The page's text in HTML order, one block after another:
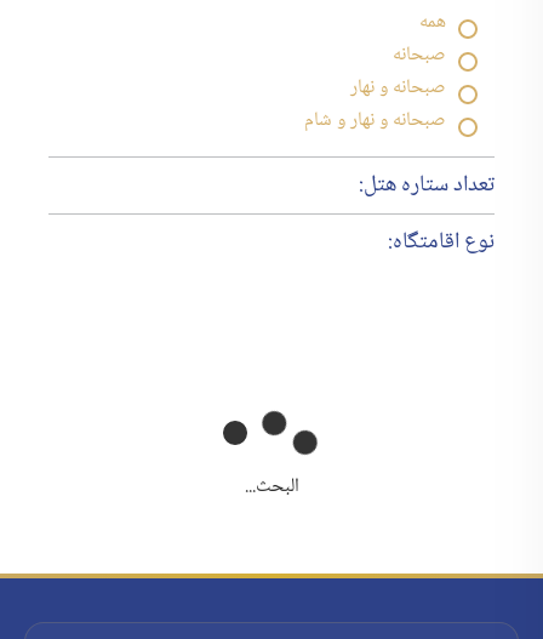
همه
صبحانه
صبحانه و نهار
صبحانه و نهار و شام
تعداد ستاره هتل:
نوع اقامتگاه:
البحث...